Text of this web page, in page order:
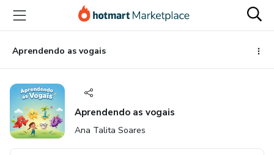
para
conteúdo
principal
para
pagamento
para
rodapé
Aprendendo as vogais
Aprendendo as vogais
Ana Talita Soares